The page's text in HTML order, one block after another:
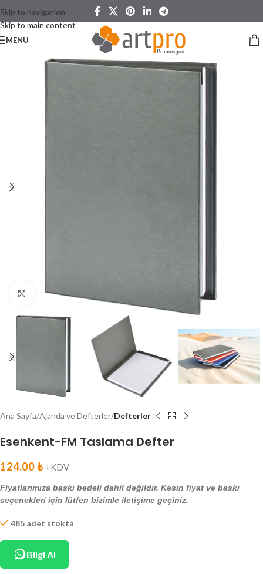
Skip to navigation
Skip to main content
MENU
Click to enlarge
Ana Sayfa Ajanda ve Defterler Defterler
Esenkent-FM Taslama Defter
124.00₺ +KDV
Fiyatlarımıza baskı bedeli dahil değildir. Kesin fiyat ve baskı
seçenekleri için lütfen bizimle iletişime geçiniz.
485 adet stokta
Bilgi Al